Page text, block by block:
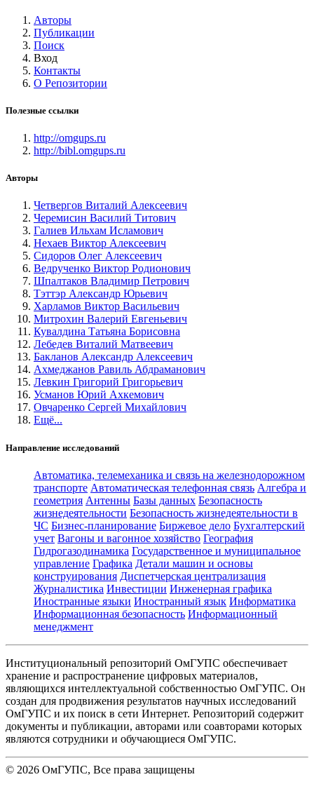
Авторы
Публикации
Поиск
Вход
Контакты
О Репозитории
Полезные ссылки
http://omgups.ru
http://bibl.omgups.ru
Авторы
Четвергов Виталий Алексеевич
Черемисин Василий Титович
Галиев Ильхам Исламович
Нехаев Виктор Алексеевич
Сидоров Олег Алексеевич
Ведрученко Виктор Родионович
Шпалтаков Владимир Петрович
Тэттэр Александр Юрьевич
Харламов Виктор Васильевич
Митрохин Валерий Евгеньевич
Кувалдина Татьяна Борисовна
Лебедев Виталий Матвеевич
Бакланов Александр Алексеевич
Ахмеджанов Равиль Абдраманович
Левкин Григорий Григорьевич
Усманов Юрий Ахкемович
Овчаренко Сергей Михайлович
Ещё...
Направление исследований
Автоматика, телемеханика и связь на железнодорожном
транспорте Автоматическая телефонная связь Алгебра и
геометрия Антенны Базы данных Безопасность
жизнедеятельности Безопасность жизнедеятельности в
ЧС Бизнес-планирование Биржевое дело Бухгалтерский
учет Вагоны и вагонное хозяйство География
Гидрогазодинамика Государственное и муниципальное
управление Графика Детали машин и основы
конструирования Диспетчерская централизация
Журналистика Инвестиции Инженерная графика
Иностранные языки Иностранный язык Информатика
Информационная безопасность Информационный
менеджмент
Институциональный репозиторий ОмГУПС обеспечивает
хранение и распространение цифровых материалов,
являющихся интеллектуальной собственностью ОмГУПС. Он
создан для продвижения результатов научных исследований
ОмГУПС и их поиск в сети Интернет. Репозиторий содержит
документы и публикации, авторами или соавторами которых
являются сотрудники и обучающиеся ОмГУПС.
© 2026 ОмГУПС, Все права защищены